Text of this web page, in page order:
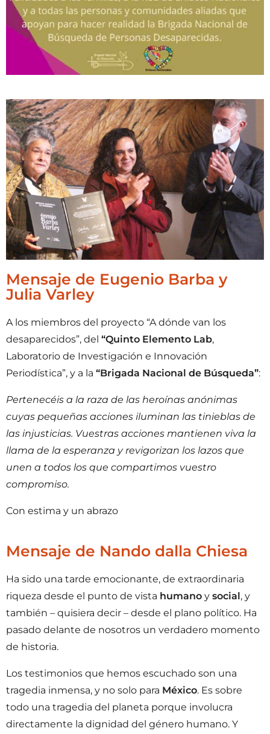
Mensaje de Eugenio Barba y
Julia Varley
A los miembros del proyecto “A dónde van los
desaparecidos”, del “Quinto Elemento Lab,
Laboratorio de Investigación e Innovación
Periodística”, y a la “Brigada Nacional de Búsqueda”:
Pertenecéis a la raza de las heroínas anónimas
cuyas pequeñas acciones iluminan las tinieblas de
las injusticias. Vuestras acciones mantienen viva la
llama de la esperanza y revigorizan los lazos que
unen a todos los que compartimos vuestro
compromiso.
Con estima y un abrazo
Mensaje de Nando dalla Chiesa
Ha sido una tarde emocionante, de extraordinaria
riqueza desde el punto de vista humano y social, y
también – quisiera decir – desde el plano político. Ha
pasado delante de nosotros un verdadero momento
de historia.
Los testimonios que hemos escuchado son una
tragedia inmensa, y no solo para México. Es sobre
todo una tragedia del planeta porque involucra
directamente la dignidad del género humano. Y